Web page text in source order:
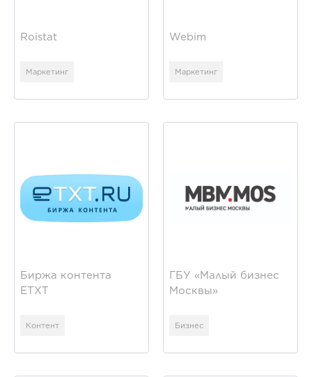
Roistat
Маркетинг
Webim
Маркетинг
Биржа контента
ЕТХТ
Контент
ГБУ «Малый бизнес
Москвы»
Бизнес